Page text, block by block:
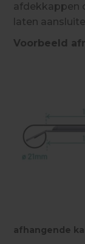
afdekkappen
laten
Voorbeeld
afhangende